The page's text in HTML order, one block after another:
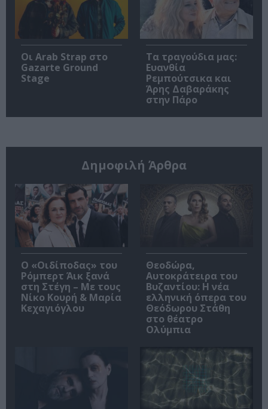
Οι Arab Strap στο
Gazarte Ground
Stage
Τα τραγούδια μας:
Ευανθία
Ρεμπούτσικα και
Άρης Δαβαράκης
στην Πάρο
Δημοφιλή Άρθρα
O «Οιδίποδας» του
Ρόμπερτ Άικ ξανά
στη Στέγη – Με τους
Νίκο Κουρή & Μαρία
Κεχαγιόγλου
Θεοδώρα,
Αυτοκράτειρα του
Βυζαντίου: Η νέα
ελληνική όπερα του
Θεόδωρου Στάθη
στο θέατρο
Ολύμπια